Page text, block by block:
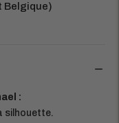
durer
:
silhouette.